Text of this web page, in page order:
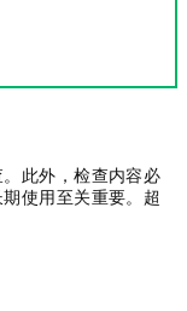
此外，检查内容必
使用至关重要。 超